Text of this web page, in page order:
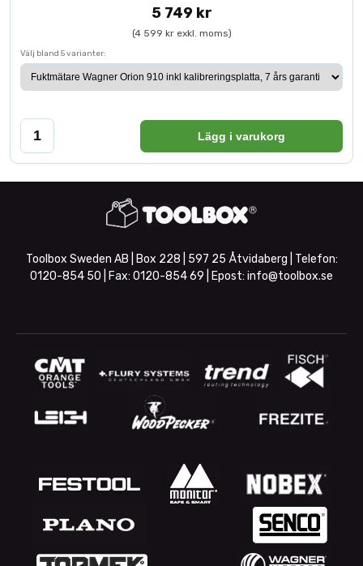
5 749 kr
(4 599 kr exkl. moms)
Välj bland 5 varianter:
Lägg i varukorg
Toolbox Sweden AB | Box 228 | 597 25 Åtvidaberg | Telefon:
0120-854 50 | Fax: 0120-854 69 | Epost: info@toolbox.se